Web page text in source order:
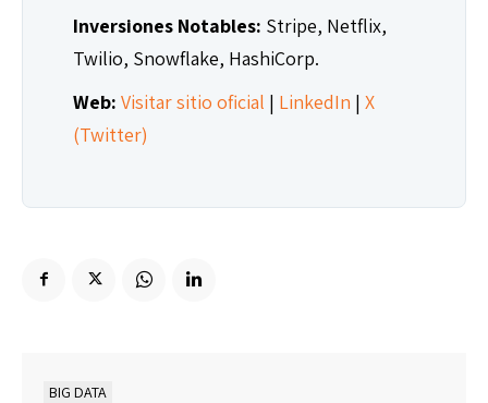
Inversiones Notables: Stripe, Netflix,
Twilio, Snowflake, HashiCorp.
Web: Visitar sitio oficial | LinkedIn | X
(Twitter)
BIG DATA